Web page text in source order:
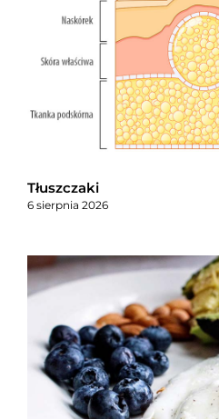
Tłuszczaki
6 sierpnia 2026